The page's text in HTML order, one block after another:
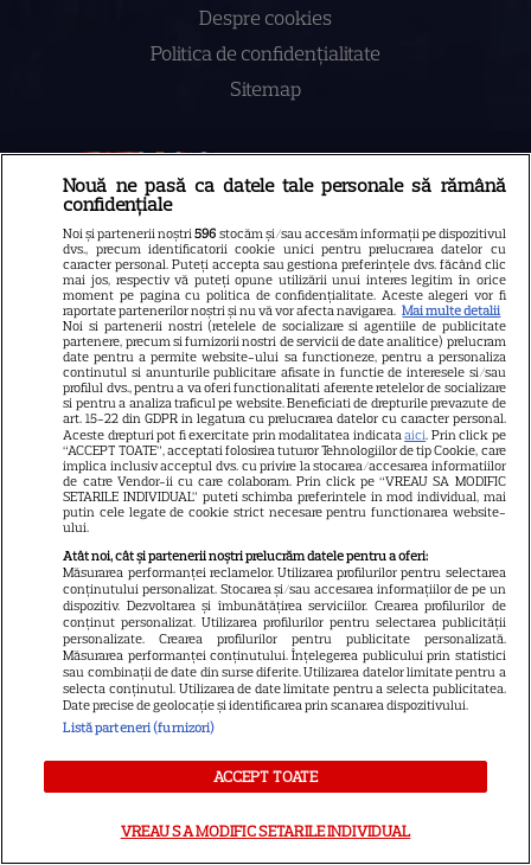
Despre cookies
Politica de confidenţialitate
Sitemap
ABONEAZA-TE LA REVISTĂ
Libertatea
Libertatea pentru femei
GSP
Știri mondene
Elle
Unica
Retete practice
URMĂREȘTE-NE PE
Copyright2026Ringier Romania – Toate Drepturile rezervate
Nouă ne pasă ca datele tale personale să rămână
confidențiale
Noi și partenerii noștri596 stocăm și/sau accesăm informații pe dispozitivul
dvs., precum identificatorii cookie unici pentru prelucrarea datelor cu
caracter personal. Puteți accepta sau gestiona preferințele dvs. făcând clic
mai jos, respectiv vă puteți opune utilizării unui interes legitim în orice
moment pe pagina cu politica de confidențialitate. Aceste alegeri vor fi
raportate partenerilor noștri și nu vă vor afecta navigarea. Mai multe detalii
Noi si partenerii nostri (retelele de socializare si agentiile de publicitate
partenere, precum si furnizorii nostri de servicii de date analitice) prelucram
date pentru a permite website-ului sa functioneze, pentru a personaliza
continutul si anunturile publicitare afisate in functie de interesele si/sau
profilul dvs., pentru a va oferi functionalitati aferente retelelor de socializare
si pentru a analiza traficul pe website. Beneficiati de drepturile prevazute de
art. 15-22 din GDPR in legatura cu prelucrarea datelor cu caracter personal.
Aceste drepturi pot fi exercitate prin modalitatea indicataaici. Prin click pe
“ACCEPT TOATE”, acceptati folosirea tuturor Tehnologiilor de tip Cookie, care
implica inclusiv acceptul dvs. cu privire la stocarea/accesarea informatiilor
de catre Vendor-ii cu care colaboram. Prin click pe “VREAU SA MODIFIC
SETARILE INDIVIDUAL” puteti schimba preferintele in mod individual, mai
putin cele legate de cookie strict necesare pentru functionarea website-
ului.
Atât noi, cât și partenerii noștri prelucrăm datele pentru a oferi:
Măsurarea performanței reclamelor. Utilizarea profilurilor pentru selectarea
conținutului personalizat. Stocarea și/sau accesarea informațiilor de pe un
dispozitiv. Dezvoltarea și îmbunătățirea serviciilor. Crearea profilurilor de
conținut personalizat. Utilizarea profilurilor pentru selectarea publicității
personalizate. Crearea profilurilor pentru publicitate personalizată.
Măsurarea performanței conținutului. Înțelegerea publicului prin statistici
sau combinații de date din surse diferite. Utilizarea datelor limitate pentru a
selecta conținutul. Utilizarea de date limitate pentru a selecta publicitatea.
Date precise de geolocație și identificarea prin scanarea dispozitivului.
Listă parteneri (furnizori)
ACCEPT TOATE
VREAU SA MODIFIC SETARILE INDIVIDUAL